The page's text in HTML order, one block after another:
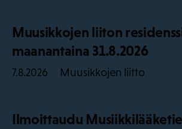
Muusikkojen liiton
maanantaina 31.8.2026
7.8.2026 Muusikkojen liitto
Ilmoittaudu